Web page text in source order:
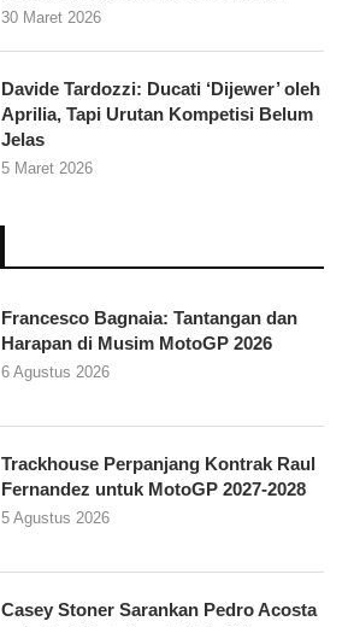
30 Maret 2026
Davide Tardozzi: Ducati ‘Dijewer’ oleh
Aprilia, Tapi Urutan Kompetisi Belum
Jelas
5 Maret 2026
Francesco Bagnaia: Tantangan dan
Harapan di Musim MotoGP 2026
6 Agustus 2026
Trackhouse Perpanjang Kontrak Raul
Fernandez untuk MotoGP 2027-2028
5 Agustus 2026
Casey Stoner Sarankan Pedro Acosta